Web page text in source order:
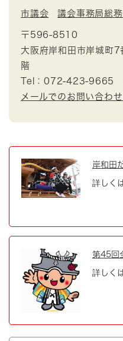
市議会 議会事務局総
〒596-8510
大阪府岸和田市岸城町
階
Tel：072-423-9665
メールでのお問い合わ
岸和田
詳しく
第45回
詳しく